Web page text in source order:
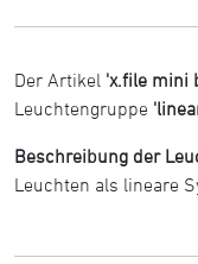
Der Artikel 'x.file mini
Leuchtengruppe
Beschreibung der
Leuchten als lineare